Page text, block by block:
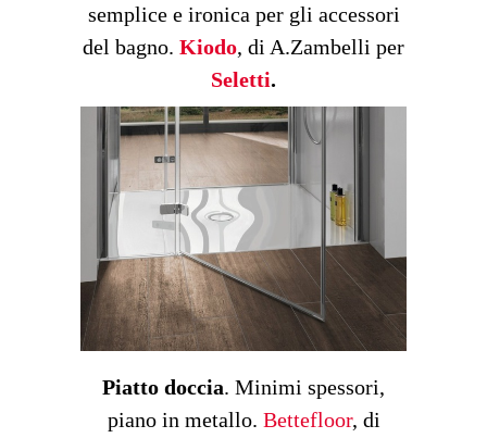
semplice e ironica per gli accessori
del bagno. Kiodo, di A.Zambelli per
Seletti.
Piatto doccia. Minimi spessori,
piano in metallo. Bettefloor, di